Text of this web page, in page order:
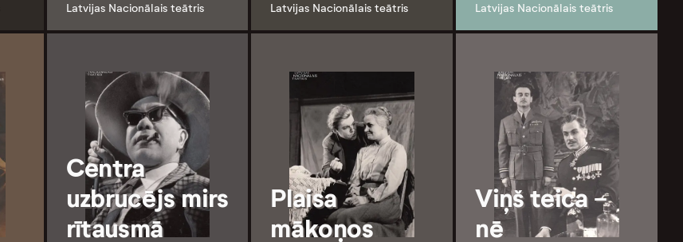
Latvijas Nacionālais teātris Latvijas Nacionālais teātris Latvijas Nacionālais teātris
Centra
uzbrucējs mirs
rītausmā
Plaisa
mākoņos
Viņš teica -
nē